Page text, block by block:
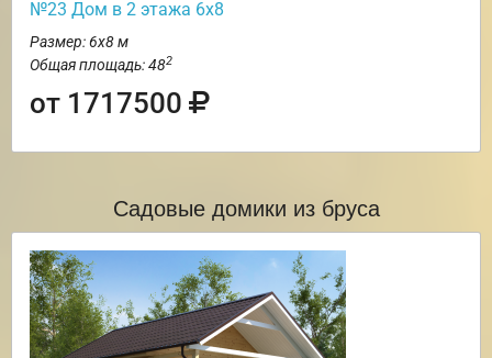
№23 Дом в 2 этажа 6х8
Размер: 6х8 м
Общая площадь: 482
от 1717500
Садовые домики из бруса